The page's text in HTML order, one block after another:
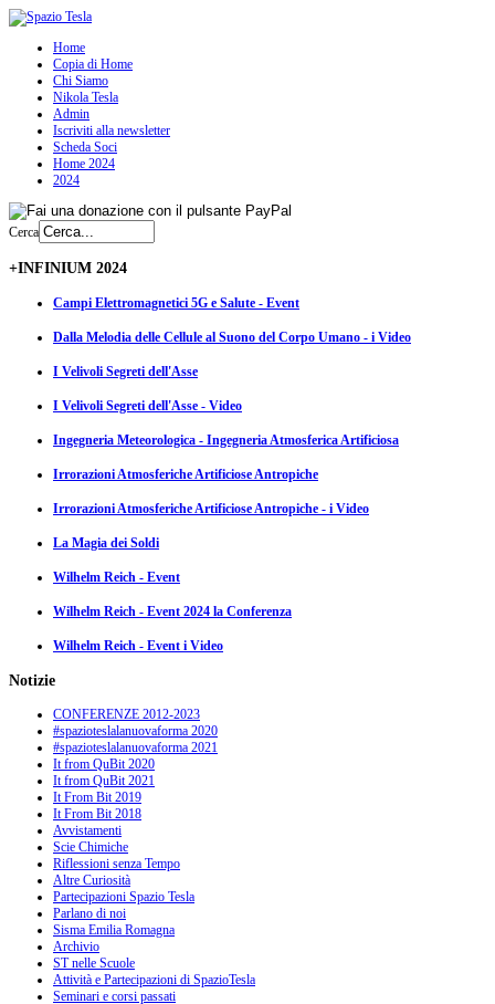
Home
Copia di Home
Chi Siamo
Nikola Tesla
Admin
Iscriviti alla newsletter
Scheda Soci
Home 2024
2024
Cerca
+INFINIUM 2024
Campi Elettromagnetici 5G e Salute - Event
Dalla Melodia delle Cellule al Suono del Corpo Umano - i Video
I Velivoli Segreti dell'Asse
I Velivoli Segreti dell'Asse - Video
Ingegneria Meteorologica - Ingegneria Atmosferica Artificiosa
Irrorazioni Atmosferiche Artificiose Antropiche
Irrorazioni Atmosferiche Artificiose Antropiche - i Video
La Magia dei Soldi
Wilhelm Reich - Event
Wilhelm Reich - Event 2024 la Conferenza
Wilhelm Reich - Event i Video
Notizie
CONFERENZE 2012-2023
#spazioteslalanuovaforma 2020
#spazioteslalanuovaforma 2021
It from QuBit 2020
It from QuBit 2021
It From Bit 2019
It From Bit 2018
Avvistamenti
Scie Chimiche
Riflessioni senza Tempo
Altre Curiosità
Partecipazioni Spazio Tesla
Parlano di noi
Sisma Emilia Romagna
Archivio
ST nelle Scuole
Attività e Partecipazioni di SpazioTesla
Seminari e corsi passati